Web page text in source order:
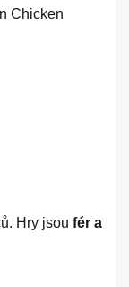
Chicken
Hry jsou fér a